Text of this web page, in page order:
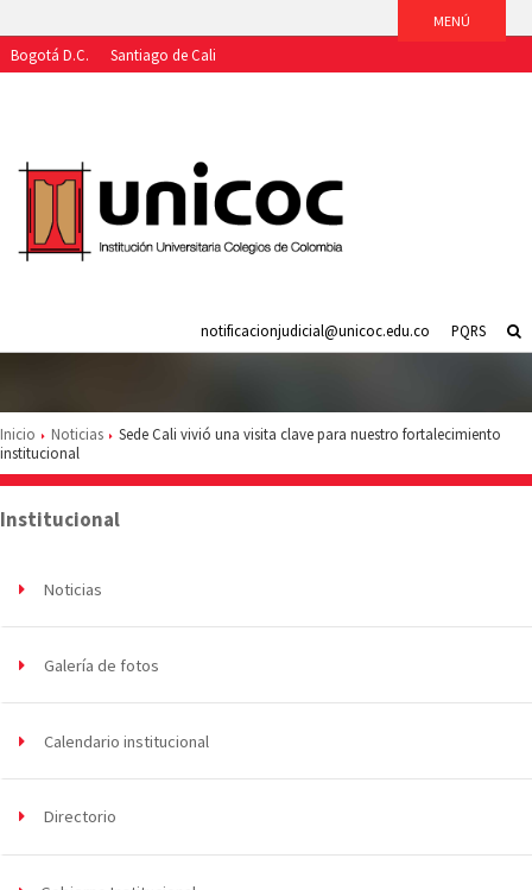
Bogotá D.C.
Santiago de Cali
PQRS
notificacionjudicial@unicoc.edu.co
Inicio Noticias
Sede Cali vivió una visita clave para nuestro fortalecimiento
institucional
Institucional
Noticias
Galería de fotos
Calendario institucional
Directorio